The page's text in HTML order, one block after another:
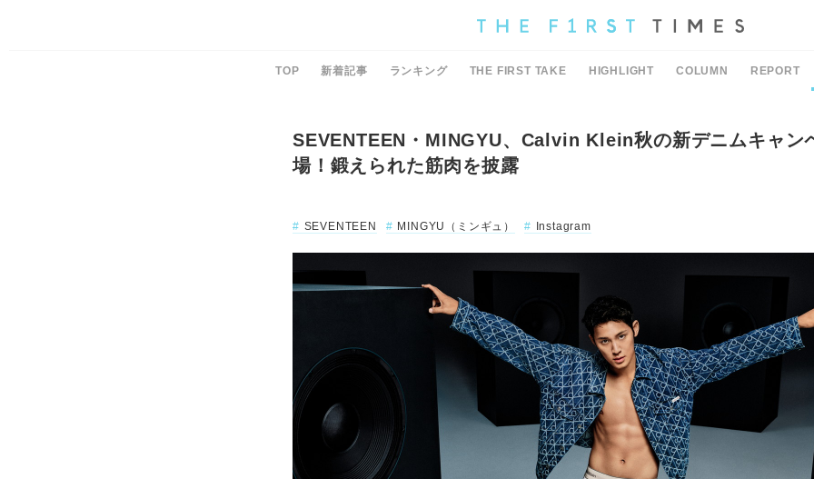
TOP 新着記事 ランキング THE FIRST TAKE HIGHLIGHT COLUMN REPORT
SEVENTEEN・MINGYU、Calvin Klein秋の新デニムキャン
場！鍛えられた筋肉を披露
SEVENTEEN
MINGYU（ミンギュ） Instagram